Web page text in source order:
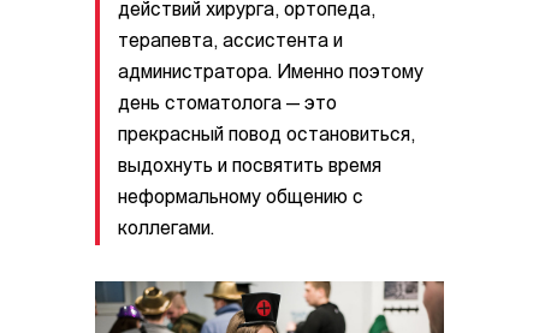
действий хирурга, ортопеда,
терапевта, ассистента и
администратора. Именно поэтому
день стоматолога — это
прекрасный повод остановиться,
выдохнуть и посвятить время
неформальному общению с
коллегами.